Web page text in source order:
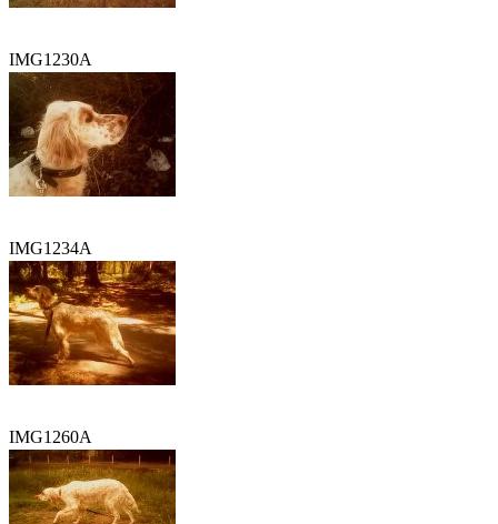
IMG1230A
IMG1234A
IMG1260A